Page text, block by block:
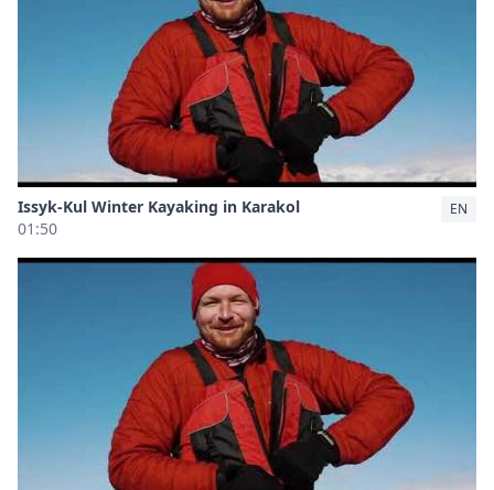
Issyk-Kul Winter Kayaking in Karakol
01:50
EN